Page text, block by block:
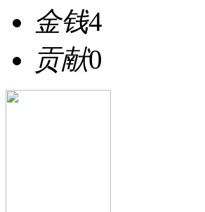
金钱4
贡献0